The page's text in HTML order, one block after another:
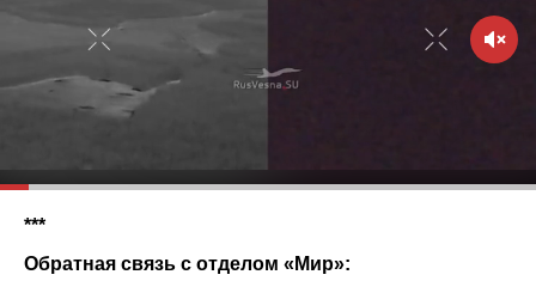
***
Обратная связь с отделом « Мир»: